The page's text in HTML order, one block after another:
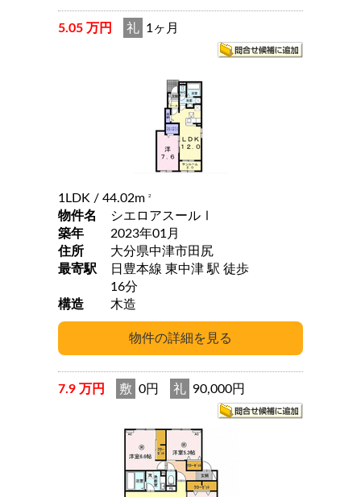
5.05 万円 礼 1ヶ月
1LDK / 44.02m 2
物件名
シエロアスールⅠ
築年
2023年01月
住所
大分県中津市田尻
最寄駅
日豊本線 東中津 駅 徒歩
16分
構造
木造
7.9 万円 敷 0円 礼 90,000円